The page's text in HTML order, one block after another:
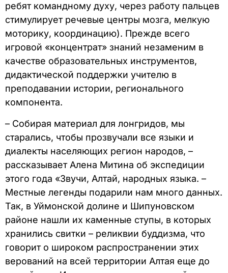
ребят командному духу, через работу пальцев
стимулирует речевые центры мозга, мелкую
моторику, координацию). Прежде всего
игровой «концентрат» знаний незаменим в
качестве образовательных инструментов,
дидактической поддержки учителю в
преподавании истории, регионального
компонента.
– Собирая материал для лонгридов, мы
старались, чтобы прозвучали все языки и
диалекты населяющих регион народов, –
рассказывает Алена Митина об экспедиции
этого года «Звучи, Алтай, народных языка. –
Местные легенды подарили нам много данных.
Так, в Уймонской долине и Шипуновском
районе нашли их каменные ступы, в которых
хранились свитки – реликвии буддизма, что
говорит о широком распространении этих
верований на всей территории Алтая еще до